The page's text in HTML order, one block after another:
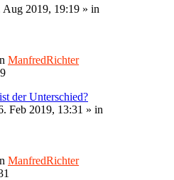
Aug 2019, 19:19 » in
ManfredRichter
der Unterschied?
Feb 2019, 13:31 » in
ManfredRichter